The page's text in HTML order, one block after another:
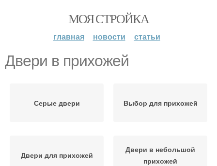
МОЯ СТРОЙКА
главная новости статьи
Двери в прихожей
Серые двери Выбор для прихожей
Двери для прихожей
Двери в небольшой
прихожей